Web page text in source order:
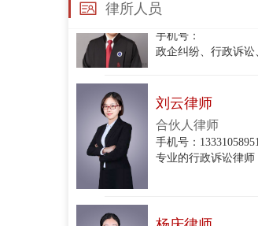
律所人员
刘云律师
手机号：13331058951
手机号：15801213044